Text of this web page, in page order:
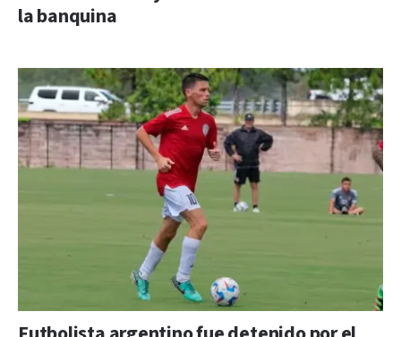
la banquina